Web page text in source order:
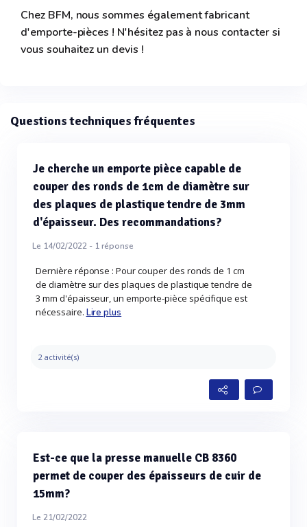
Chez BFM, nous sommes également fabricant
d'emporte-pièces ! N'hésitez pas à nous contacter si
vous souhaitez un devis !
Questions techniques fréquentes
Je cherche un emporte pièce capable de
couper des ronds de 1cm de diamètre sur
des plaques de plastique tendre de 3mm
d'épaisseur. Des recommandations?
Le 14/02/2022 - 1réponse
Dernière réponse : Pour couper des ronds de 1 cm
de diamètre sur des plaques de plastique tendre de
3 mm d'épaisseur, un emporte-pièce spécifique est
nécessaire. Lire plus
2 activité(s)
Est-ce que la presse manuelle CB 8360
permet de couper des épaisseurs de cuir de
15mm?
Le 21/02/2022